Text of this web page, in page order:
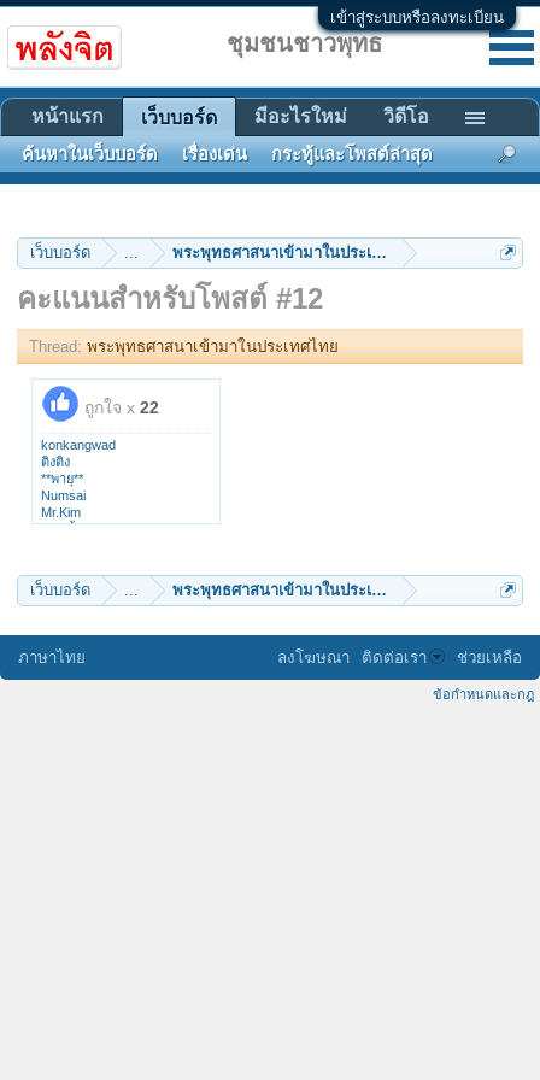
เข้าสู่ระบบหรือลงทะเบียน
เว็บบอร์ด ... พระพุทธศาสนาเข้ามาในประเทศไทย
คะแนนสำหรับโพสต์ #12
Thread: พระพุทธศาสนาเข้ามาในประเทศไทย
ถูกใจ x 22
konkangwad
ติงติง
**พายุ**
Numsai
Mr.Kim
ขวดน้ำ
ทัตชญา
ผู้มีสติ1
LP_TON
deep listening
Jeerachai_BK
เว็บบอร์ด ... พระพุทธศาสนาเข้ามาในประเทศไทย
ชุมชนชาวพุทธ
หน้าแรก เว็บบอร์ด
ค้นหาในเว็บบอร์ด เรื่องเด่น กระทู้และโพสต์ล่าสุด
มีอะไรใหม่ วิดีโอ
ภาษาไทย ลงโฆษณา ติดต่อเรา ช่วยเหลือ
ข้อกำหนดและกฎ